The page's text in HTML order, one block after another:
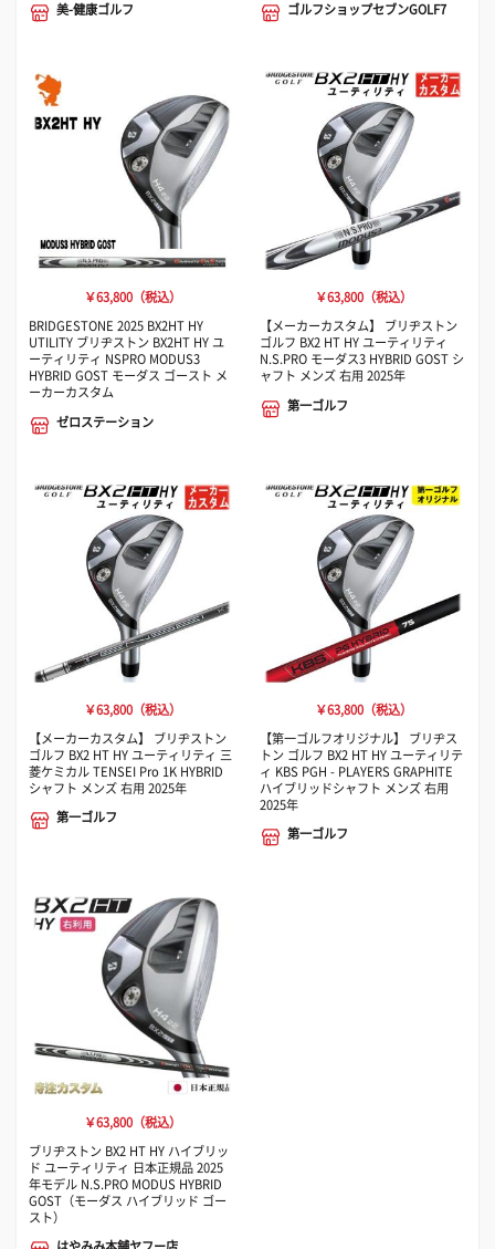
美-健康ゴルフ
ゴルフショップセブンGOLF7
￥63,800（税込）
BRIDGESTONE 2025 BX2HT HY
UTILITY ブリヂストン BX2HT HY ユ
ーティリティ NSPRO MODUS3
HYBRID GOST モーダス ゴースト メ
ーカーカスタム
ゼロステーション
￥63,800（税込）
【メーカーカスタム】 ブリヂストン
ゴルフ BX2 HT HY ユーティリティ
N.S.PRO モーダス3 HYBRID GOST シ
ャフト メンズ 右用 2025年
第一ゴルフ
￥63,800（税込）
【メーカーカスタム】 ブリヂストン
ゴルフ BX2 HT HY ユーティリティ 三
菱ケミカル TENSEI Pro 1K HYBRID
シャフト メンズ 右用 2025年
第一ゴルフ
￥63,800（税込）
【第一ゴルフオリジナル】 ブリヂス
トン ゴルフ BX2 HT HY ユーティリテ
ィ KBS PGH - PLAYERS GRAPHITE
ハイブリッドシャフト メンズ 右用
2025年
第一ゴルフ
￥63,800（税込）
ブリヂストン BX2 HT HY ハイブリッ
ド ユーティリティ 日本正規品 2025
年モデル N.S.PRO MODUS HYBRID
GOST（モーダス ハイブリッド ゴー
スト）